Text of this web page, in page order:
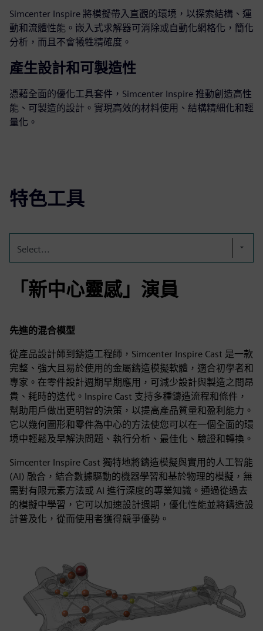
Simcenter Inspire 將模擬帶入直觀的環境，以探索結構、運
動和流體性能。嵌入式求解器可消除或自動化網格化，簡化
分析，而且不會犧牲精確度。
產生設計和可製造性
憑藉全面的優化工具套件，Simcenter Inspire 推動創造高性
能、可製造的設計。實現高效的材料使用、結構精細化和輕
量化。
特色工具
Select...
「新中心靈感」演員
先進的混合模型
從產品設計師到鑄造工程師，Simcenter Inspire Cast 是一款
完整、強大且易於使用的金屬鑄造模擬軟體，適合初學者和
專家。在零件設計週期早期應用，可減少設計與製造之間昂
貴、耗時的迭代。Inspire Cast 支持多種鑄造流程和條件，
幫助用戶做出更明智的決策，以提高產品質量和盈利能力。
它以幾何圖形和零件為中心的方法使您可以在一個全面的環
境中輕鬆及早解決問題、執行分析、最佳化、驗證和轉換。
Simcenter Inspire Cast 獨特地將鑄造模擬與實用的人工智能
(AI) 融合，結合數據驅動的機器學習和基於物理的模擬，無
需對有限元素方法或 AI 進行深度的專業知識。通過從過去
的模擬中學習，它可以加速設計週期，優化性能並將鑄造設
計普及化，從而使用者獲得競爭優勢。